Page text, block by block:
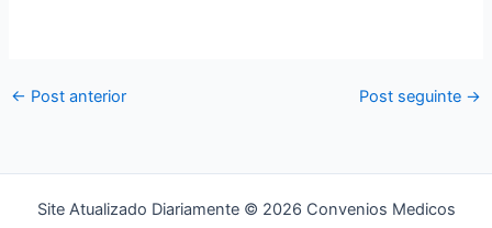
← Post anterior Post seguinte →
Site Atualizado Diariamente © 2026 Convenios Medicos